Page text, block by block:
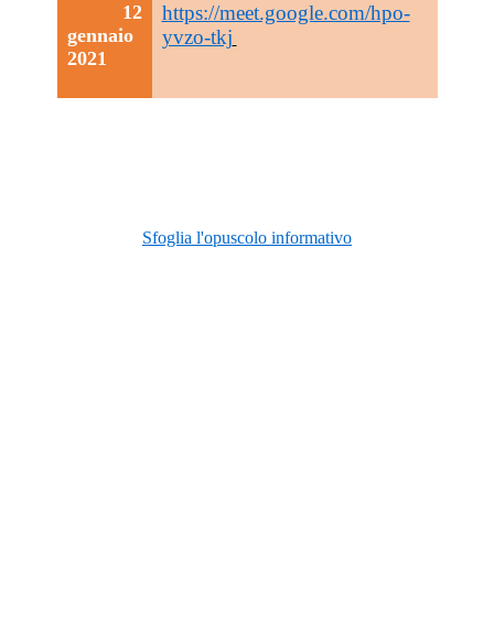
12
gennaio
2021
https://meet.google.com/hpo-
yvzo-tkj
Sfoglia l'opuscolo informativo